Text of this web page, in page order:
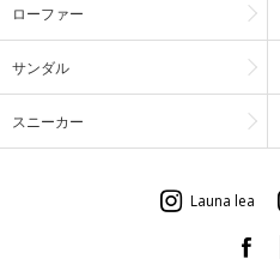
ローファー
サンダル
スニーカー
Launa lea